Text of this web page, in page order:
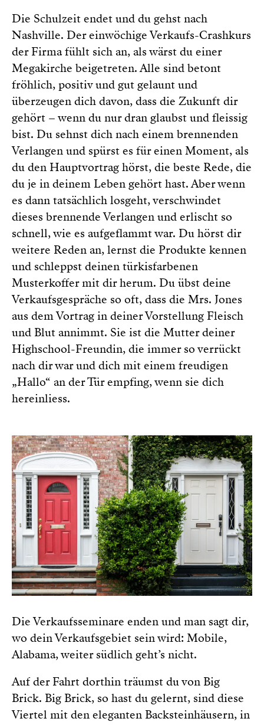
Die Schulzeit endet und du gehst nach
Nashville. Der einwöchige Verkaufs-Crashkurs
der Firma fühlt sich an, als wärst du einer
Megakirche beigetreten. Alle sind betont
fröhlich, positiv und gut gelaunt und
überzeugen dich davon, dass die Zukunft dir
gehört – wenn du nur dran glaubst und fleissig
bist. Du sehnst dich nach einem brennenden
Verlangen und spürst es für einen Moment, als
du den Hauptvortrag hörst, die beste Rede, die
du je in deinem Leben gehört hast. Aber wenn
es dann tatsächlich losgeht, verschwindet
dieses brennende Verlangen und erlischt so
schnell, wie es aufgeflammt war. Du hörst dir
weitere Reden an, lernst die Produkte kennen
und schleppst deinen türkisfarbenen
Musterkoffer mit dir herum. Du übst deine
Verkaufsgespräche so oft, dass die Mrs. Jones
aus dem Vortrag in deiner Vorstellung Fleisch
und Blut annimmt. Sie ist die Mutter deiner
Highschool-Freundin, die immer so verrückt
nach dir war und dich mit einem freudigen
„Hallo“ an der Tür empfing, wenn sie dich
hereinliess.
Die Verkaufsseminare enden und man sagt dir,
wo dein Verkaufsgebiet sein wird: Mobile,
Alabama, weiter südlich geht’s nicht.
Auf der Fahrt dorthin träumst du von Big
Brick. Big Brick, so hast du gelernt, sind diese
Viertel mit den eleganten Backsteinhäusern, in